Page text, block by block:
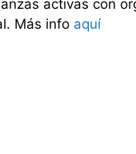
activas con
Más info aquí